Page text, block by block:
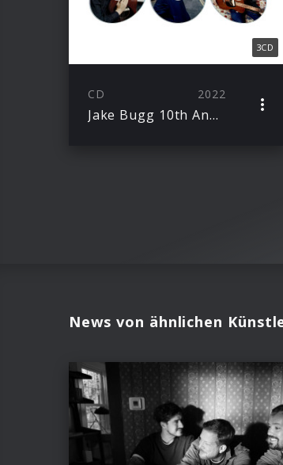
3CD
CD 2022
Jake Bugg 10th Anniversary Edition
News von ähnlichen